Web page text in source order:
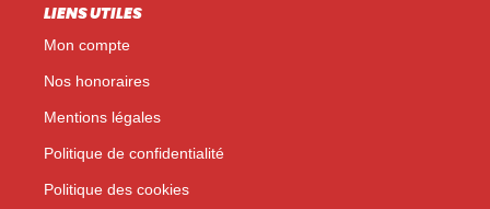
LIENS UTILES
Mon compte
Nos honoraires
Mentions légales
Politique de confidentialité
Politique des cookies